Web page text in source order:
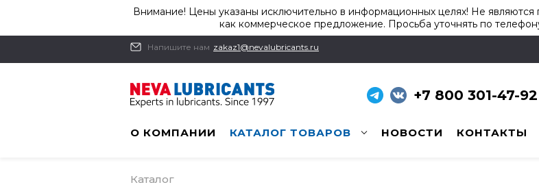
Внимание! Цены указаны исключительно в информационных целях! Не
как коммерческое предложение. Просьба уточнять по
Напишите нам zakaz1@nevalubricants.ru
+7 800 301-47-92
О КОМПАНИИ КАТАЛОГ ТОВАРОВ НОВОСТИ КОНТАКТЫ
Каталог